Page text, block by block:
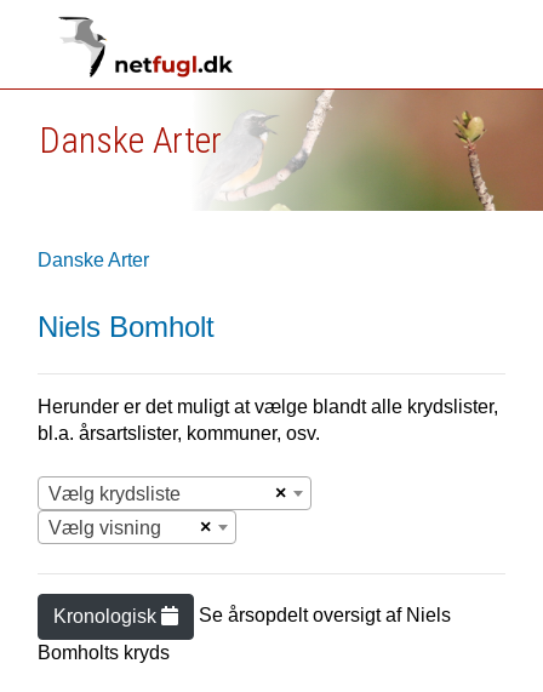
Danske Arter
Danske Arter
Niels Bomholt
Herunder er det muligt at vælge blandt alle krydslister,
bl.a. årsartslister, kommuner, osv.
×
Vælg krydsliste
×
Vælg visning
Kronologisk Se årsopdelt oversigt af Niels
Bomholts kryds